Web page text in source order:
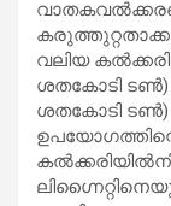
വലിയ കൽക്കരി
ശതകോടി ടൺ)
ശതകോടി